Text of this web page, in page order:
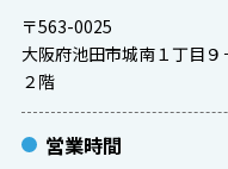
〒563-0025
大阪府池田市城南１丁目９
２階
営業時間